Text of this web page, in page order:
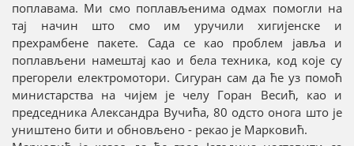
поплавама. Ми смо поплављенима одмах помогли на
тај начин што смо им уручили хигијенске и
прехрамбене пакете. Сада се као проблем јавља и
поплављени намештај као и бела техника, код које су
прегорели електромотори. Сигуран сам да ће уз помоћ
министарства на чијем је челу Горан Весић, као и
председника Александра Вучића, 80 одсто онога што је
уништено бити и обновљено - рекао је Марковић.